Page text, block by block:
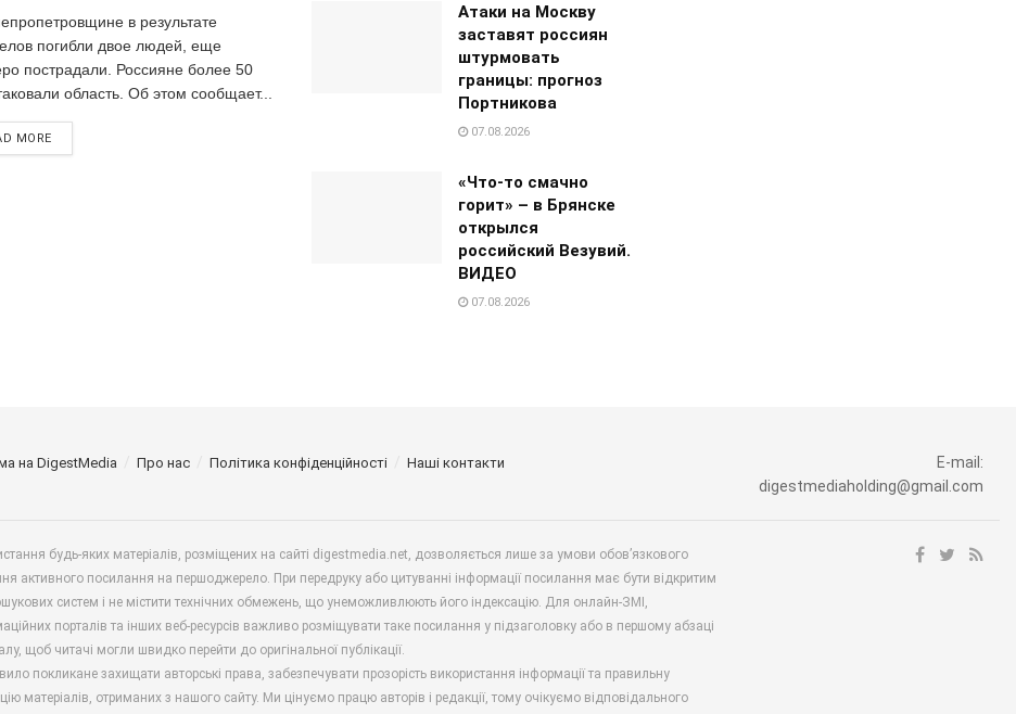
в результате
погибли двое людей, еще
пострадали. Россияне более 50
область. Об этом сообщает...
MORE
Атаки на Москву
заставят россиян
штурмовать
границы: прогноз
Портникова
07.08.2026
«Что-то смачно
горит» – в Брянске
открылся
российский Везувий.
ВИДЕО
07.08.2026
на DigestMedia Про нас Політика конфіденційності Наші контакти
E-mail:
digestmediaholding@gmail.com
будь-яких матеріалів, розміщених на сайті digestmedia.net, дозволяється лише за умови обов’язкового
активного посилання на першоджерело. При передруку або цитуванні інформації посилання має бути відкритим
систем і не містити технічних обмежень, що унеможливлюють його індексацію. Для онлайн-ЗМІ,
порталів та інших веб-ресурсів важливо розміщувати таке посилання у підзаголовку або в першому абзаці
щоб читачі могли швидко перейти до оригінальної публікації.
покликане захищати авторські права, забезпечувати прозорість використання інформації та правильну
матеріалів, отриманих з нашого сайту. Ми цінуємо працю авторів і редакції, тому очікуємо відповідального